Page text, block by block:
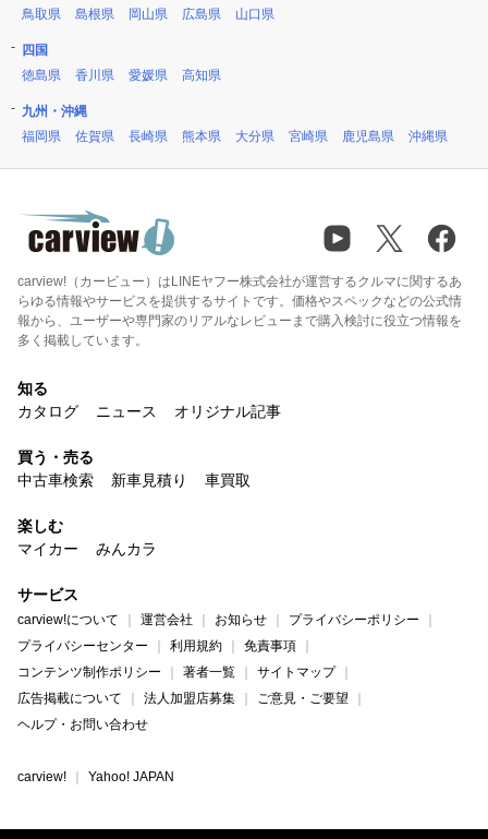
鳥取県
島根県 岡山県 広島県 山口県
四国
徳島県
香川県 愛媛県 高知県
九州・沖縄
福岡県
佐賀県 長崎県 熊本県 大分県 宮崎県 鹿児島県 沖縄県
carview!（カービュー）はLINEヤフー株式会社が運営するクルマに関するあ
らゆる情報やサービスを提供するサイトです。価格やスペックなどの公式情
報から、ユーザーや専門家のリアルなレビューまで購入検討に役立つ情報を
多く掲載しています。
知る
カタログ
ニュース オリジナル記事
買う・売る
中古車検索
新車見積り 車買取
楽しむ
マイカー
みんカラ
サービス
carview!について 運営会社 お知らせ
プライバシーポリシー
プライバシーセンター
利用規約
免責事項
コンテンツ制作ポリシー
著者一覧
サイトマップ
広告掲載について
法人加盟店募集
ご意見・ご要望
ヘルプ・お問い合わせ
carview! Yahoo! JAPAN